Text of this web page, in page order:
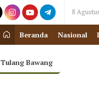
8
Beranda Nasional
Tulang Bawang